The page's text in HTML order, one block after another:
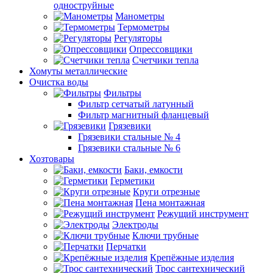
одноструйные
Манометры
Термометры
Регуляторы
Опрессовщики
Счетчики тепла
Хомуты металлические
Очистка воды
Фильтры
Фильтр сетчатый латунный
Фильтр магнитный фланцевый
Грязевики
Грязевики стальные № 4
Грязевики стальные № 6
Хозтовары
Баки, емкости
Герметики
Круги отрезные
Пена монтажная
Режущий инструмент
Электроды
Ключи трубные
Перчатки
Крепёжные изделия
Трос сантехнический